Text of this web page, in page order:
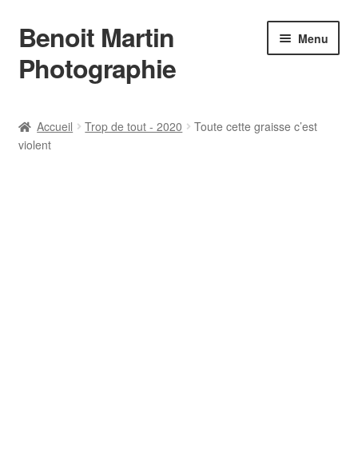
Aller
à
la
Aller
au
contenu
Benoit Martin
Photographie
Menu
Actualités
Accueil Trop de tout - 2020
Toute cette graisse c’est
violent